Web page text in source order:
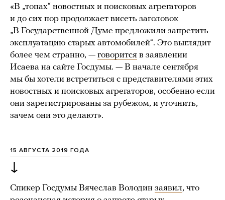
«В „топах“ новостных и поисковых агрегаторов
и до сих пор продолжает висеть заголовок
„В Государственной Думе предложили запретить
эксплуатацию старых автомобилей“. Это выглядит
более чем странно, — говорится в заявлении
Исаева на сайте Госдумы. — В начале сентября
мы бы хотели встретиться с представителями этих
новостных и поисковых агрегаторов, особенно если
они зарегистрированы за рубежом, и уточнить,
зачем они это делают».
15 АВГУСТА 2019 ГОДА
↓
Спикер Госдумы Вячеслав Володин заявил, что